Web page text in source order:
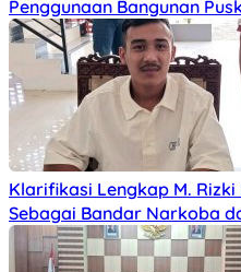
Penggunaan Bangunan
Klarifikasi Lengkap M.
Sebagai Bandar Narkoba